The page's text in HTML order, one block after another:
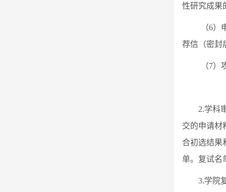
性研究成果
（6
荐信（密封
（7
2.学科
交的申请材
合初选结果
单。复试名
3.学院